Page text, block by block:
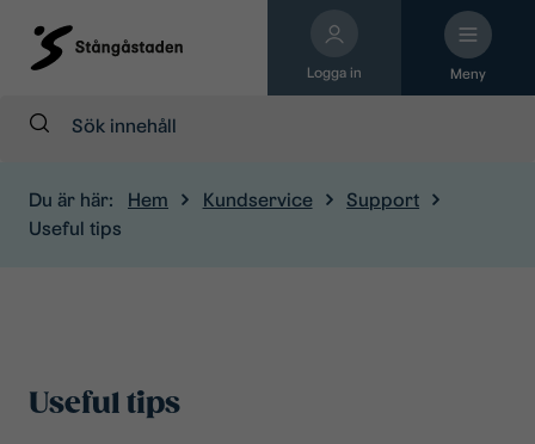
Logga in Meny
Sök:
Du är här: Hem Kundservice
Support
Useful tips
Useful tips